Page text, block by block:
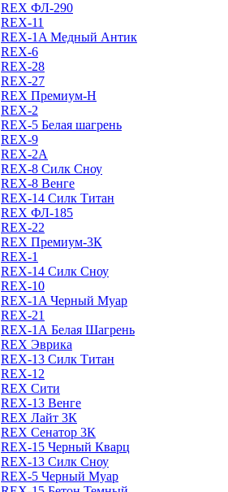
REX ФЛ-290
REX-11
REX-1A Медный Антик
REX-6
REX-28
REX-27
REX Премиум-Н
REX-2
REX-5 Белая шагрень
REX-9
REX-2А
REX-8 Силк Сноу
REX-8 Венге
REX-14 Силк Титан
REX ФЛ-185
REX-22
REX Премиум-3К
REX-1
REX-14 Силк Сноу
REX-10
REX-1A Черный Муар
REX-21
REX-1А Белая Шагрень
REX Эврика
REX-13 Силк Титан
REX-12
REX Сити
REX-13 Венге
REX Лайт 3К
REX Сенатор 3К
REX-15 Черный Кварц
REX-13 Силк Сноу
REX-5 Черный Муар